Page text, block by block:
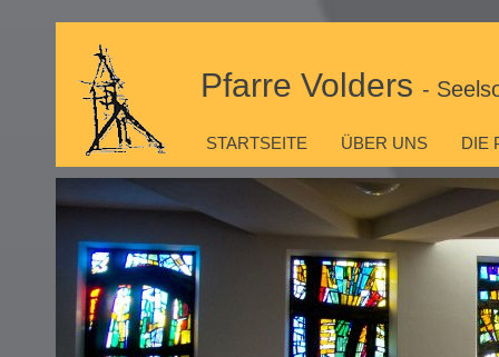
Pfarre Volders -
STARTSEITE ÜBER UNS DIE